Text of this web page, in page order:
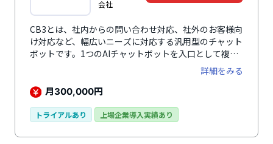
会社
CB3とは、社内からの問い合わせ対応、社外のお客様向
け対応など、幅広いニーズに対応する汎用型のチャット
ボットです。1つのAIチャットボットを入口として複数
カテゴリ・業種・領域の問い合わせを横断した自動回答
を実現するマルチコーパス対応が可能。さらに
ChatGPTとの連携により、ユーザーの満足度を高めつ
を中心に豊富な学習データテンプレートを提供するな
の連携機能において真価を発揮。業務システムの統一さ
詳細をみる
月300,000円
トライアルあり 上場企業導入実績あり